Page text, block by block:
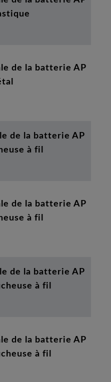
de la batterie AP
de la batterie AP
à fil
de la batterie AP
à fil
de la batterie AP
à fil
de la batterie AP
à fil